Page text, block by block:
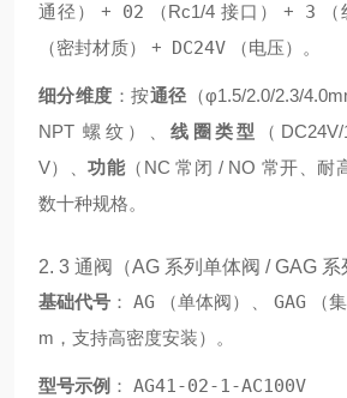
通径） +
02 （Rc1/4 接口） + 3
（密封材质） + DC24V （电压）。
细分维度 ：按通径 （φ1.5/2.0/2.3/
NPT 螺纹）、线圈类型
（
V）、功能 （NC 常闭 / NO 常开、耐
数十种规格。
2. 3 通阀（AG 系列单体阀 / GAG 系
基础代号 ： AG （单体阀）、 GAG
（
m，支持高密度安装）。
型号示例 ： AG41-02-1-AC100V